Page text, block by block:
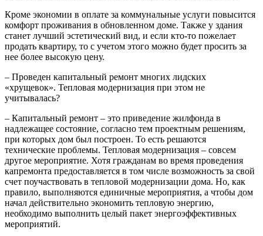
Кроме экономии в оплате за коммунальные услуги повысится
комфорт проживания в обновленном доме. Также у здания
станет лучший эстетический вид, и если кто-то пожелает
продать квартиру, то с учетом этого можно будет просить за
нее более высокую цену.
– Проведен капитальный ремонт многих лидских
«хрущевок». Тепловая модернизация при этом не
учитывалась?
– Капитальный ремонт – это приведение жилфонда в
надлежащее состояние, согласно тем проектным решениям,
при которых дом был построен. То есть решаются
технические проблемы. Тепловая модернизация – совсем
другое мероприятие. Хотя гражданам во время проведения
капремонта предоставляется в том числе возможность за свой
счет поучаствовать в тепловой модернизации дома. Но, как
правило, выполняются единичные мероприятия, а чтобы дом
начал действительно экономить тепловую энергию,
необходимо выполнить целый пакет энергоэффективных
мероприятий.